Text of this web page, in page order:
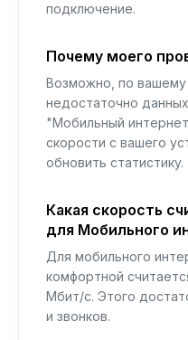
подключение.
Почему моего
Возможно, по
недостаточно
"Мобильный
скорости с вашего
обновить статистику.
Какая скорость
для Мобильного
Для мобильного
комфортной
Мбит/с. Этого
и звонков.